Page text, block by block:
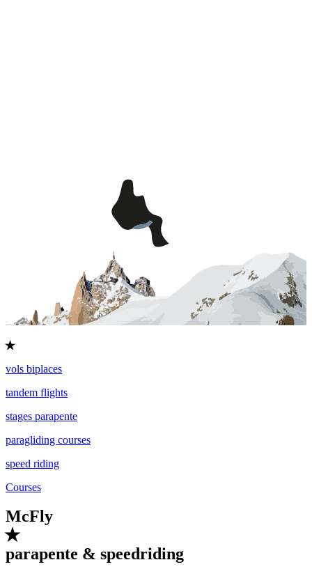
vols biplaces
tandem flights
stages parapente
paragliding courses
speed riding
Courses
McFly
parapente & speedriding